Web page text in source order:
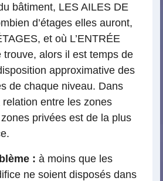
bâtiment, LES AILES DE
d’étages elles auront,
et où L’ENTRÉE
trouve, alors il est temps de
approximative des
de chaque niveau. Dans
entre les zones
privées est de la plus
: à moins que les
ne soient disposés dans